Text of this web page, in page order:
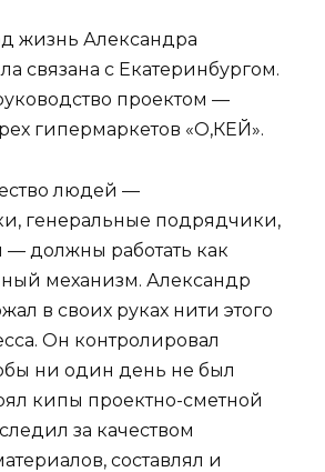
жизнь Александра
связана с Екатеринбургом.
проектом —
гипермаркетов «О,КЕЙ».
людей —
генеральные подрядчики,
должны работать как
механизм. Александр
в своих руках нити этого
Он контролировал
ни один день не был
кипы проектно-сметной
за качеством
составлял и